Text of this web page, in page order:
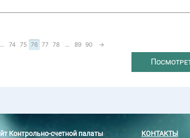
... 74 75 76 77 78 ... 89 90 →
Контрольно-счетной палаты
КОНТАКТЫ